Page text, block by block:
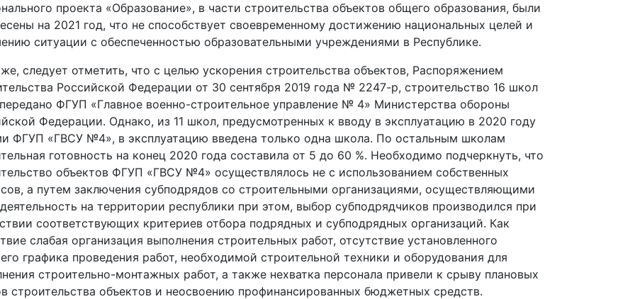
проекта «Образование», в части строительства объектов общего образования, были
на 2021 год, что не способствует своевременному достижению национальных целей и
ситуации с обеспеченностью образовательными учреждениями в Республике.
следует отметить, что с целью ускорения строительства объектов, Распоряжением
Российской Федерации от 30 сентября 2019 года № 2247-р, строительство 16 школ
ФГУП «Главное военно-строительное управление № 4» Министерства обороны
Федерации. Однако, из 11 школ, предусмотренных к вводу в эксплуатацию в 2020 году
ФГУП «ГВСУ №4», в эксплуатацию введена только одна школа. По остальным школам
готовность на конец 2020 года составила от 5 до 60 %. Необходимо подчеркнуть, что
объектов ФГУП «ГВСУ №4» осуществлялось не с использованием собственных
а путем заключения субподрядов со строительными организациями, осуществляющими
на территории республики при этом, выбор субподрядчиков производился при
соответствующих критериев отбора подрядных и субподрядных организаций. Как
слабая организация выполнения строительных работ, отсутствие установленного
графика проведения работ, необходимой строительной техники и оборудования для
строительно-монтажных работ, а также нехватка персонала привели к срыву плановых
строительства объектов и неосвоению профинансированных бюджетных средств.